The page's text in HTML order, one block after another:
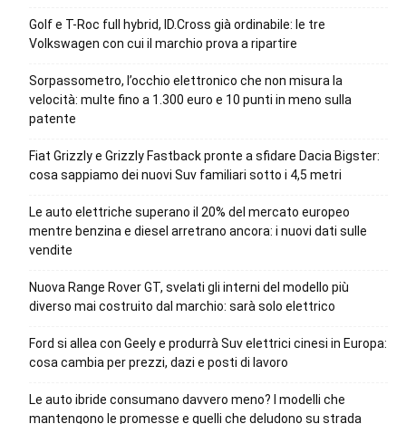
Golf e T-Roc full hybrid, ID.Cross già ordinabile: le tre
Volkswagen con cui il marchio prova a ripartire
Sorpassometro, l’occhio elettronico che non misura la
velocità: multe fino a 1.300 euro e 10 punti in meno sulla
patente
Fiat Grizzly e Grizzly Fastback pronte a sfidare Dacia Bigster:
cosa sappiamo dei nuovi Suv familiari sotto i 4,5 metri
Le auto elettriche superano il 20% del mercato europeo
mentre benzina e diesel arretrano ancora: i nuovi dati sulle
vendite
Nuova Range Rover GT, svelati gli interni del modello più
diverso mai costruito dal marchio: sarà solo elettrico
Ford si allea con Geely e produrrà Suv elettrici cinesi in Europa:
cosa cambia per prezzi, dazi e posti di lavoro
Le auto ibride consumano davvero meno? I modelli che
mantengono le promesse e quelli che deludono su strada